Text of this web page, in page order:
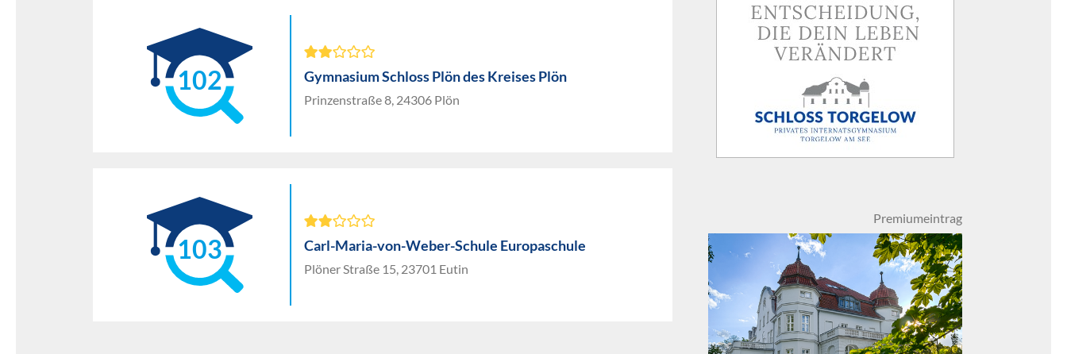
102 Gymnasium Schloss Plön des Kreises Plön
Prinzenstraße 8, 24306 Plön
103 Carl-Maria-von-Weber-Schule Europaschule
Plöner Straße 15, 23701 Eutin
Premiumeintrag